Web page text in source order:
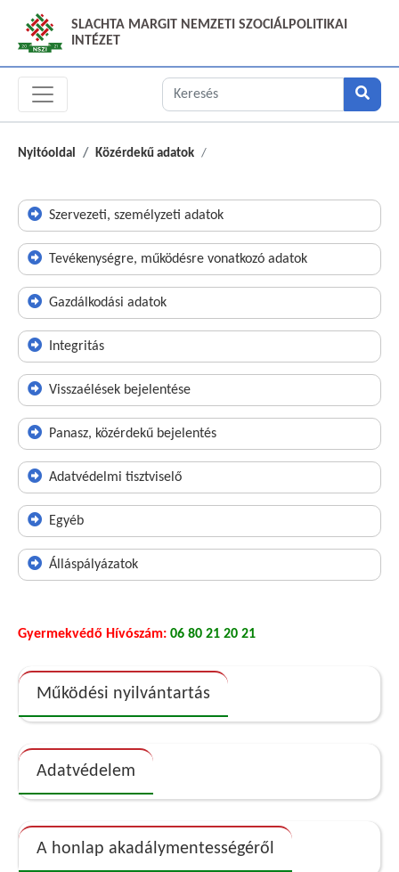
SLACHTA MARGIT NEMZETI SZOCIÁLPOLITIKAI
INTÉZET
Nyitóoldal Közérdekű adatok
Szervezeti, személyzeti adatok
Tevékenységre, működésre vonatkozó adatok
Gazdálkodási adatok
Integritás
Visszaélések bejelentése
Panasz, közérdekű bejelentés
Adatvédelmi tisztviselő
Egyéb
Álláspályázatok
Gyermekvédő Hívószám: 06 80 21 20 21
Működési nyilvántartás
Adatvédelem
A honlap akadálymentességéről